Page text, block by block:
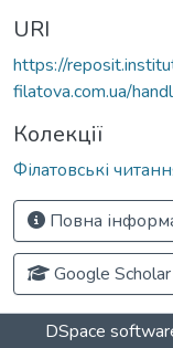
URI
https://
filatova.com.ua/
Колекції
Філатовські
Повна
Google Scholar
DSpace